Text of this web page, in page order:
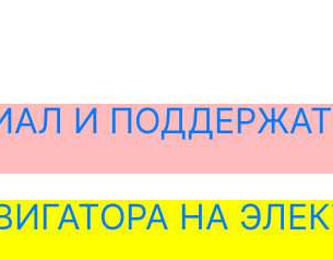
И
НА